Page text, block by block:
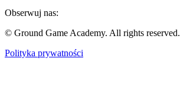
Obserwuj nas:
© Ground Game Academy. All rights reserved.
Polityka prywatności